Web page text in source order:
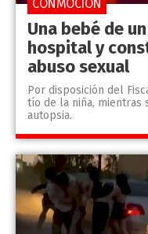
Una bebé de
hospital y
abuso sexual
Por disposición del
tío de la niña, mientras
autopsia.
CONMOCIÓN